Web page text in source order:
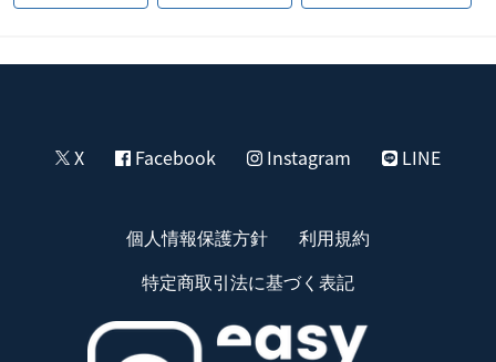
X Facebook Instagram LINE
個人情報保護方針
利用規約
特定商取引法に基づく表記